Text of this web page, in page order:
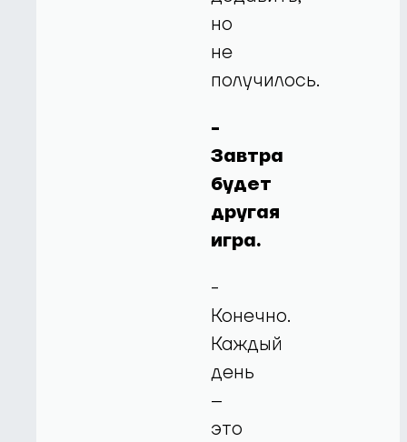
но
не
получилось.
-
Завтра
будет
другая
игра.
-
Конечно.
Каждый
день
–
это